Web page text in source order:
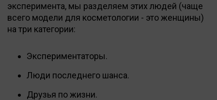
эксперимента, мы разделяем этих людей (чаще
всего модели для косметологии - это женщины)
на три категории:
Экспериментаторы.
Люди последнего шанса.
Друзья по жизни.